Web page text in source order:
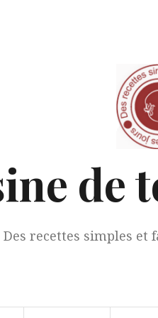
de
Des recettes simples et